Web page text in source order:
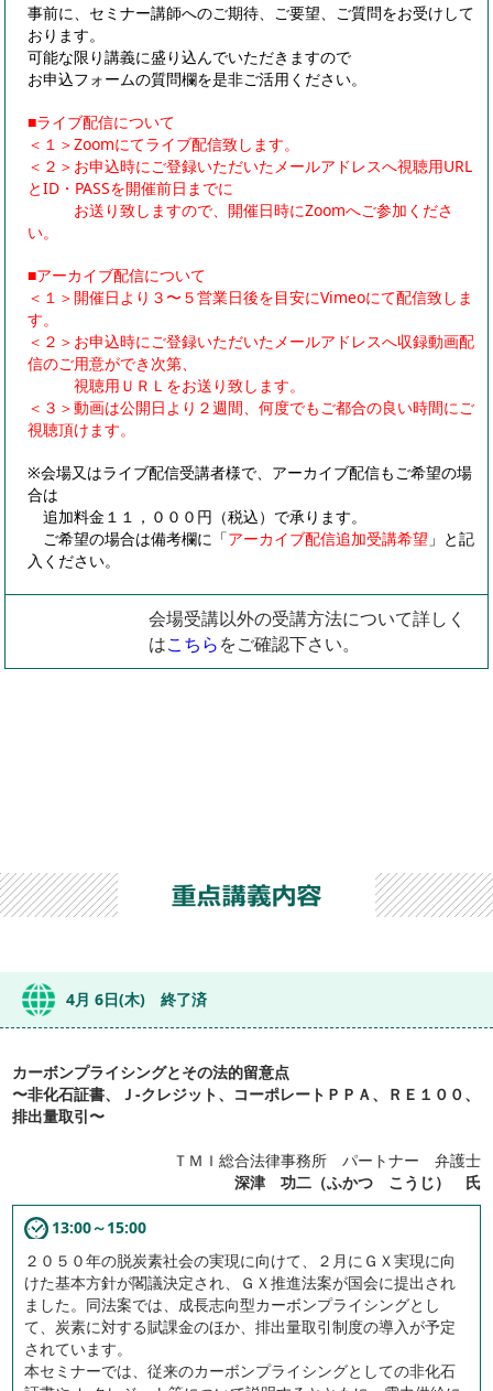
事前に、セミナー講師へのご期待、ご要望、ご質問をお受けして
おります。
可能な限り講義に盛り込んでいただきますので
お申込フォームの質問欄を是非ご活用ください。
■ライブ配信について
＜１＞Zoomにてライブ配信致します。
＜２＞お申込時にご登録いただいたメールアドレスへ視聴用URL
とID・PASSを開催前日までに
お送り致しますので、開催日時にZoomへご参加くださ
い。
■アーカイブ配信について
＜１＞開催日より３〜５営業日後を目安にVimeoにて配信致しま
す。
＜２＞お申込時にご登録いただいたメールアドレスへ収録動画配
信のご用意ができ次第、
視聴用ＵＲＬをお送り致します。
＜３＞動画は公開日より２週間、何度でもご都合の良い時間にご
視聴頂けます。
※会場又はライブ配信受講者様で、アーカイブ配信もご希望の場
合は
追加料金１１，０００円（税込）で承ります。
ご希望の場合は備考欄に「アーカイブ配信追加受講希望 」と記
入ください。
会場受講以外の受講方法について詳しく
はこちらをご確認下さい。
4月 6日(木) 終了済
カーボンプライシングとその法的留意点
〜非化石証書、Ｊ-クレジット、コーポレートＰＰＡ、ＲＥ１００、
排出量取引〜
ＴＭＩ総合法律事務所 パートナー 弁護士
深津 功二（ふかつ こうじ） 氏
13:00～15:00
２０５０年の脱炭素社会の実現に向けて、２月にＧＸ実現に向
けた基本方針が閣議決定され、ＧＸ推進法案が国会に提出され
ました。同法案では、成長志向型カーボンプライシングとし
て、炭素に対する賦課金のほか、排出量取引制度の導入が予定
されています。
本セミナーでは、従来のカーボンプライシングとしての非化石